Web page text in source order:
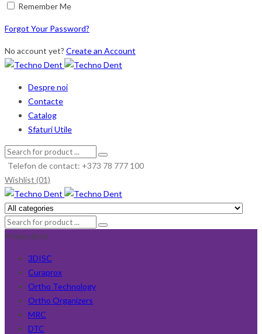
Remember Me
Forgot Your Password?
No account yet? Create an Account
Despre noi
Contacte
Catalog
Sfaturi Utile
Telefon de contact: +373 78 777 100
Wishlist (01)
Producători
3DISC
Curaprox
Ortho Technology
Ortho Organizers
MRC
DTC